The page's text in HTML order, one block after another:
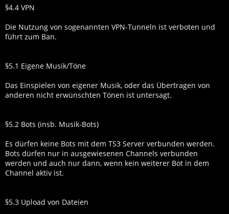
§4.4 VPN
Die Nutzung von sogenannten VPN-Tunneln ist verboten und
führt zum Ban.
§5.1 Eigene Musik/Töne
Das Einspielen von eigener Musik, oder das Übertragen von
anderen nicht erwünschten Tönen ist untersagt.
§5.2 Bots (insb. Musik-Bots)
Es dürfen keine Bots mit dem TS3 Server verbunden werden.
Bots dürfen nur in ausgewiesenen Channels verbunden
werden und auch nur dann, wenn kein weiterer Bot in dem
Channel aktiv ist.
§5.3 Upload von Dateien